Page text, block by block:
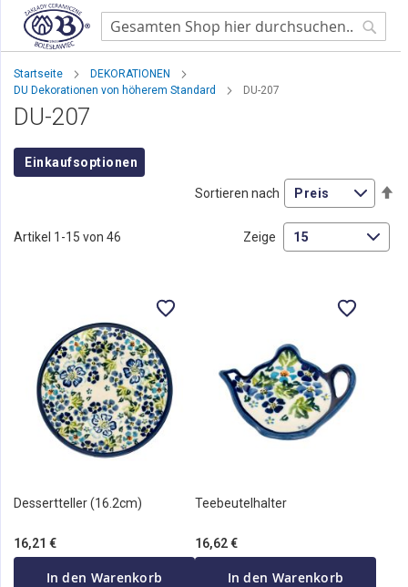
Startseite
DEKORATIONEN
DU Dekorationen von höherem Standard
DU-207
DU-207
Einkaufsoptionen
Artikel 1 -15 von 46
Sortieren nach
Zeige
Dessertteller (16.2cm)
16,21 €
In den Warenkorb
Teebeutelhalter
16,62 €
In den Warenkorb